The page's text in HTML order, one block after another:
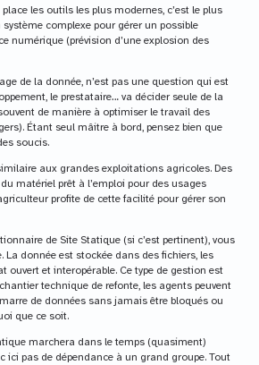
les outils les plus modernes, c’est le plus
complexe pour gérer un possible
numérique (prévision d’une explosion des
de la donnée, n’est pas une question qui est
le prestataire… va décider seule de la
de manière à optimiser le travail des
Étant seul mâitre à bord, pensez bien que
soucis.
aux grandes exploitations agricoles. Des
matériel prêt à l’emploi pour des usages
profite de cette facilité pour gérer son
de Site Statique (si c’est pertinent), vous
La donnée est stockée dans des fichiers, les
ouvert et interopérable. Ce type de gestion est
technique de refonte, les agents peuvent
de données sans jamais être bloqués ou
que ce soit.
marchera dans le temps (quasiment)
ici pas de dépendance à un grand groupe. Tout